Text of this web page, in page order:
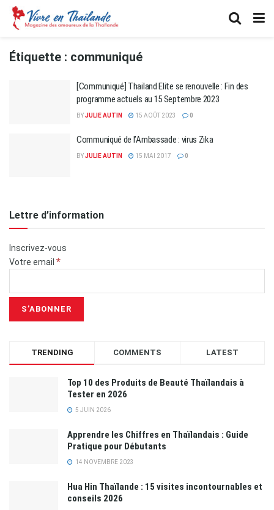
Étiquette : communiqué
[Communiqué] Thailand Elite se renouvelle : Fin des
programme actuels au 15 Septembre 2023
BYJULIE AUTIN 15 AOÛT 2023 0
Communiqué de l’Ambassade : virus Zika
BYJULIE AUTIN 15 MAI 2017 0
Lettre d’information
Inscrivez-vous
Votre email *
TRENDING COMMENTS LATEST
Top 10 des Produits de Beauté Thaïlandais à
Tester en 2026
5 JUIN 2026
Apprendre les Chiffres en Thaïlandais : Guide
Pratique pour Débutants
14 NOVEMBRE 2023
Hua Hin Thaïlande : 15 visites incontournables et
conseils 2026